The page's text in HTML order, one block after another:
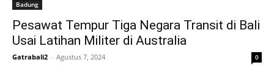
Badung
Pesawat Tempur Tiga Negara Transit di Bali
Usai Latihan Militer di Australia
Gatrabali2 - Agustus 7, 2024 0